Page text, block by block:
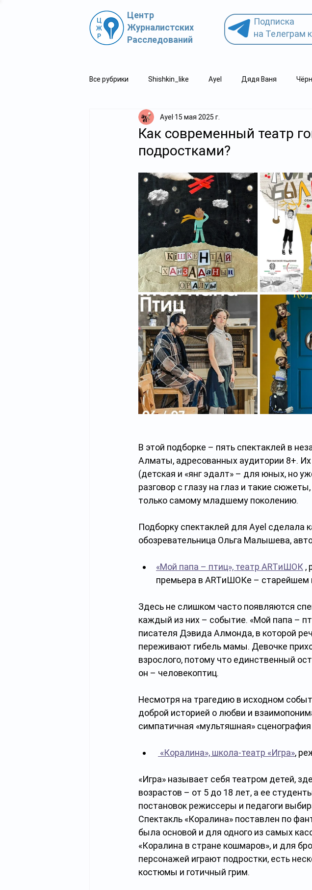
Центр
Журналистских
Расследований
Подписка
на Телеграм
Все рубрики Shishkin_like Ayel Дядя Ваня
Политпросвет.kz Свидетель.kz
Как современный театр
подростками?
Ayel 15 мая 2025 г.
В этой подборке – пять спектаклей в
Алматы, адресованных аудитории 8+.
(детская и «янг эдалт» – для юных, но
разговор с глазу на глаз и такие
только самому младшему поколению.
Подборку спектаклей для Ayel сделала
обозревательница Ольга Малышева,
«Мой папа – птиц», театр ARTиШОК ,
премьера в ARTиШОКе – старейшем
Здесь не слишком часто появляются
каждый из них – событие. «Мой папа –
писателя Дэвида Алмонда, в которой
переживают гибель мамы. Девочке
взрослого, потому что единственный
он – человекоптиц.
Несмотря на трагедию в исходном
доброй историей о любви и
симпатичная «мультяшная»
«Коралина», школа-театр «Игра»,
«Игра» называет себя театром детей,
возрастов – от 5 до 18 лет, а ее
постановок режиссеры и педагоги
Спектакль «Коралина» поставлен по
была основой и для одного из самых
«Коралина в стране кошмаров», и для
персонажей играют подростки, есть
костюмы и готичный грим.